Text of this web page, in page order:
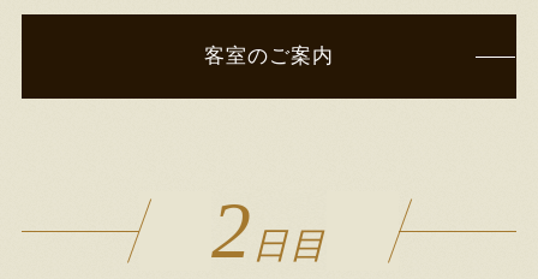
客室のご案内
2 日目